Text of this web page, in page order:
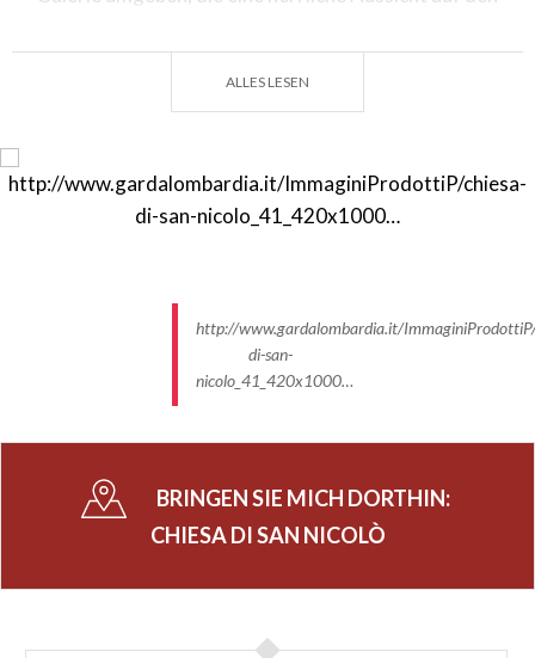
nach Peschiera, Sirmione, über die Rocca von
Manerba und die Insel Garda, bietet.
ALLES LESEN
http://www.gardalombardia.it/
di-san-
nicolo_41_420x1000…
BRINGEN SIE MICH DORTHIN:
CHIESA DI SAN NICOLÒ